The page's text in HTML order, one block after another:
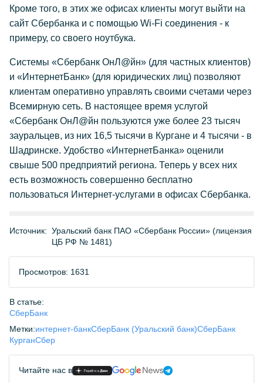
Кроме того, в этих же офисах клиенты могут выйти на
сайт Сбербанка и с помощью Wi-Fi соединения - к
примеру, со своего ноутбука.
Системы «Сбербанк ОнЛ@йн» (для частных клиентов)
и «ИнтернетБанк» (для юридических лиц) позволяют
клиентам оперативно управлять своими счетами через
Всемирную сеть. В настоящее время услугой
«Сбербанк ОнЛ@йн пользуются уже более 23 тысяч
зауральцев, из них 16,5 тысячи в Кургане и 4 тысячи - в
Шадринске. Удобство «ИнтернетБанка» оценили
свыше 500 предприятий региона. Теперь у всех них
есть возможность совершенно бесплатно
пользоваться Интернет-услугами в офисах Сбербанка.
Источник: Уральский банк ПАО «Сбербанк России» (лицензия
ЦБ РФ № 1481)
Просмотров: 1631
В статье:
СберБанк
Метки:интернет-банкСберБанк (Уральский банк)СберБанк
КурганСбер
Читайте нас в